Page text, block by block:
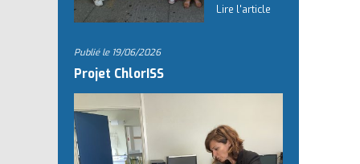
Publié le 19/06/2026
Projet ChlorISS